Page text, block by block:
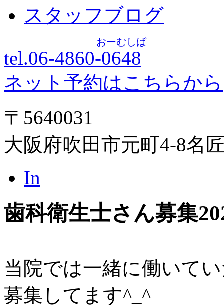
スタッフブログ
tel.06-4860-0648
おーむしば
ネット予約はこちらから
〒5640031
大阪府吹田市元町4-8名
In
歯科衛生士さん募集
当院では一緒に働いて
募集してます^_^